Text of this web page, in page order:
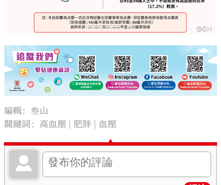
編輯：叁山
關鍵詞： 高血壓 肥胖 血壓